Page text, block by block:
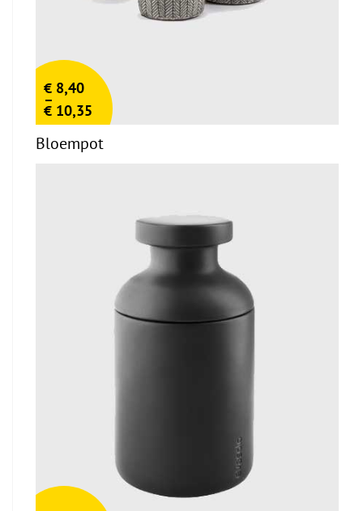
€ 8,40
–
€ 10,35
Bloempot